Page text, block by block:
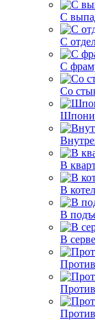
С
С
С
Со
В
В
В
В